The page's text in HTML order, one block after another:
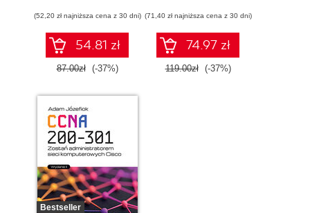
(52,20 zł najniższa cena z 30 dni)
54.81 zł
87.00zł (-37%)
technologie
(71,40 zł najniższa cena z 30 dni)
74.97 zł
119.00zł (-37%)
Bestseller